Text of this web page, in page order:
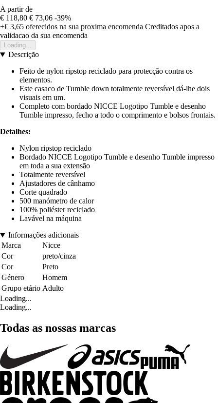
A partir de
€ 118,80 € 73,06 -39%
+€ 3,65 oferecidos na sua proxima encomenda Creditados apos a
validacao da sua encomenda
Loading...
Descrição
Feito de nylon ripstop reciclado para protecção contra os
elementos.
Este casaco de Tumble down totalmente reversível dá-lhe dois
visuais em um.
Completo com bordado NICCE Logotipo Tumble e desenho
Tumble impresso, fecho a todo o comprimento e bolsos frontais.
Detalhes:
Nylon ripstop reciclado
Bordado NICCE Logotipo Tumble e desenho Tumble impresso
em toda a sua extensão
Totalmente reversível
Ajustadores de cânhamo
Corte quadrado
500 manómetro de calor
100% poliéster reciclado
Lavável na máquina
Informações adicionais
Marca
Nicce
Cor
preto/cinza
Cor
Preto
Género
Homem
Grupo etário Adulto
Loading...
Loading...
Todas as nossas marcas